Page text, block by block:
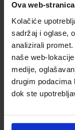
Ova web-
Kolačiće
sadržaj i oglase,
analizirali
naše web-
medije,
drugim podacima
dok ste